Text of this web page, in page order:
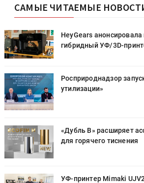
САМЫЕ ЧИТАЕМЫЕ
HeyGears
гибридный УФ/3D-
Росприроднадзор
утилизации»
«Дубль В» расширяет
для горячего тиснения
УФ-принтер Mimaki